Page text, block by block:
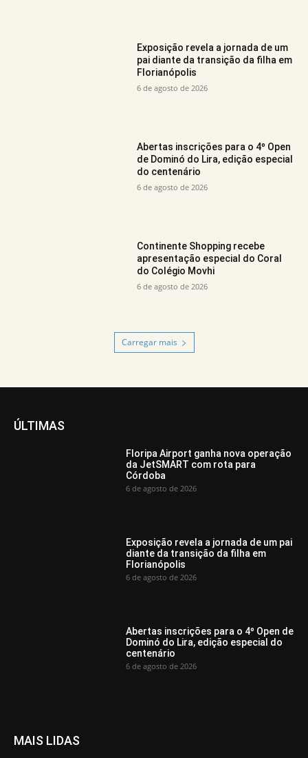
Exposição revela a jornada de um
pai diante da transição da filha em
Florianópolis
6 de agosto de 2026
Abertas inscrições para o 4º Open
de Dominó do Lira, edição especial
do centenário
6 de agosto de 2026
Continente Shopping recebe
apresentação especial do Coral
do Colégio Movhi
6 de agosto de 2026
Carregar mais
ÚLTIMAS
Floripa Airport ganha nova operação
da JetSMART com rota para
Córdoba
6 de agosto de 2026
Exposição revela a jornada de um pai
diante da transição da filha em
Florianópolis
6 de agosto de 2026
Abertas inscrições para o 4º Open de
Dominó do Lira, edição especial do
centenário
6 de agosto de 2026
MAIS LIDAS